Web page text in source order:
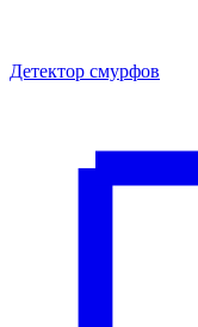
Детектор смурфов